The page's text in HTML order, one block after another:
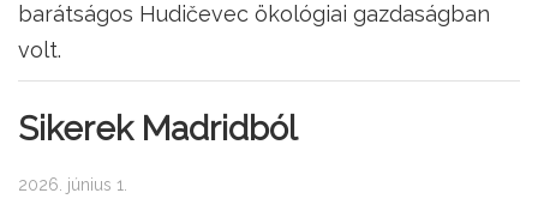
barátságos Hudičevec ökológiai gazdaságban
volt.
Sikerek Madridból
2026. június 1.